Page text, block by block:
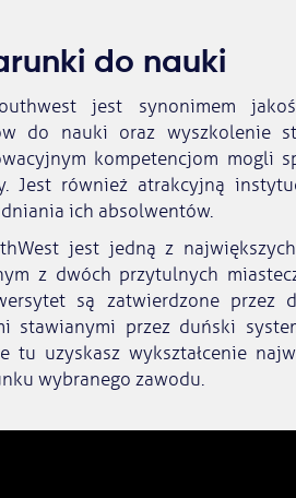
do nauki
jest synonimem
do nauki oraz wyszkolenie
kompetencjom mogli
Jest również atrakcyjną
ich absolwentów.
jest jedną z
z dwóch przytulnych
są zatwierdzone przez
stawianymi przez duński
tu uzyskasz wykształcenie
wybranego zawodu.